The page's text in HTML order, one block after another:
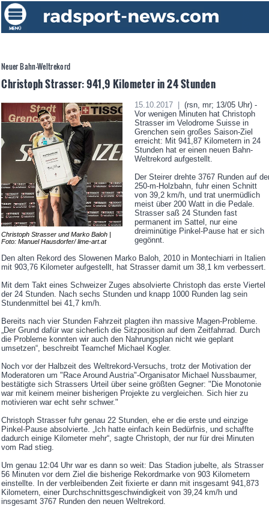
Neuer Bahn-Weltrekord
Christoph Strasser: 941,9 Kilometer in 24 Stunden
Christoph Strasser und Marko Baloh |
Foto: Manuel Hausdorfer/ lime-art.at
15.10.2017 |
(rsn, mr; 13/05 Uhr) -
Vor wenigen Minuten hat Christoph
Strasser im Velodrome Suisse in
Grenchen sein großes Saison-Ziel
erreicht: Mit 941,87 Kilometern in 24
Stunden hat er einen neuen Bahn-
Weltrekord aufgestellt.
Der Steirer drehte 3767 Runden auf
250-m-Holzbahn, fuhr einen Schnitt
von 39,2 km/h, und trat unermüdlich
meist über 200 Watt in die Pedale.
Strasser saß 24 Stunden fast
permanent im Sattel, nur eine
dreiminütige Pinkel-Pause hat er sich
gegönnt.
Den alten Rekord des Slowenen Marko Baloh, 2010 in Montechiarri in Italien
mit 903,76 Kilometer aufgestellt, hat Strasser damit um 38,1 km verbessert.
Mit dem Takt eines Schweizer Zuges absolvierte Christoph das erste Viertel
der 24 Stunden. Nach sechs Stunden und knapp 1000 Runden lag sein
Stundenmittel bei 41,7 km/h.
Bereits nach vier Stunden Fahrzeit plagten ihn massive Magen-Probleme.
„Der Grund dafür war sicherlich die Sitzposition auf dem Zeitfahrrad. Durch
die Probleme konnten wir auch den Nahrungsplan nicht wie geplant
umsetzen“, beschreibt Teamchef Michael Kogler.
Noch vor der Halbzeit des Weltrekord-Versuchs, trotz der Motivation der
Moderatoren um "Race Around Austria"-Organisator Michael Nussbaumer,
bestätigte sich Strassers Urteil über seine größten Gegner: "Die Monotonie
war mit keinem meiner bisherigen Projekte zu vergleichen. Sich hier zu
motivieren war echt sehr schwer."
Christoph Strasser fuhr genau 22 Stunden, ehe er die erste und einzige
Pinkel-Pause absolvierte. „Ich hatte einfach kein Bedürfnis, und schaffte
dadurch einige Kilometer mehr“, sagte Christoph, der nur für drei Minuten
vom Rad stieg.
Um genau 12:04 Uhr war es dann so weit: Das Stadion jubelte, als Strasser
56 Minuten vor dem Ziel die bisherige Rekordmarke von 903 Kilometern
einstellte. In der verbleibenden Zeit fixierte er dann mit insgesamt 941,873
Kilometern, einer Durchschnittsgeschwindigkeit von 39,24 km/h und
insgesamt 3767 Runden den neuen Weltrekord.